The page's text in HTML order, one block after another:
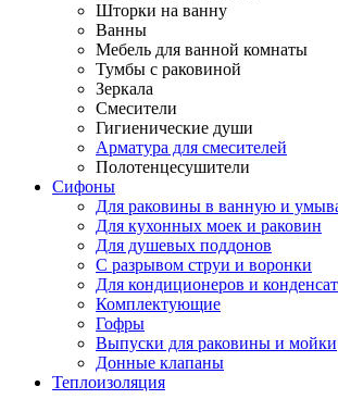
Шторки на ванну
Ванны
Мебель для ванной комнаты
Тумбы с раковиной
Зеркала
Смесители
Гигиенические души
Арматура для смесителей
Полотенцесушители
Сифоны
Для раковины в ванную и
Для кухонных моек и раковин
Для душевых поддонов
С разрывом струи и воронки
Для кондиционеров и
Комплектующие
Гофры
Выпуски для раковины и мойки
Донные клапаны
Теплоизоляция